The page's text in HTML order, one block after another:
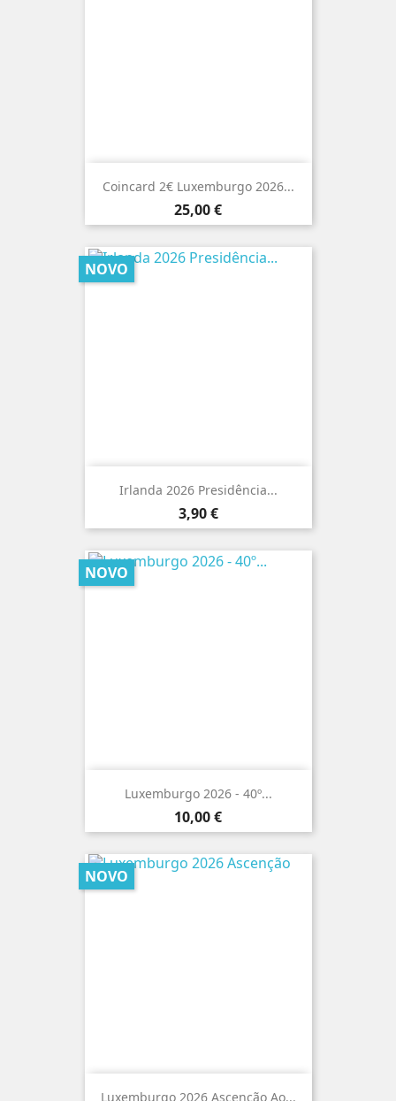
Coincard 2€ Luxemburgo 2026...
Preço
25,00 €
Irlanda 2026 Presidência...
Preço
3,90 €
NOVO
Luxemburgo 2026 - 40º...
Preço
10,00 €
NOVO
Luxemburgo 2026 Ascenção Ao...
NOVO